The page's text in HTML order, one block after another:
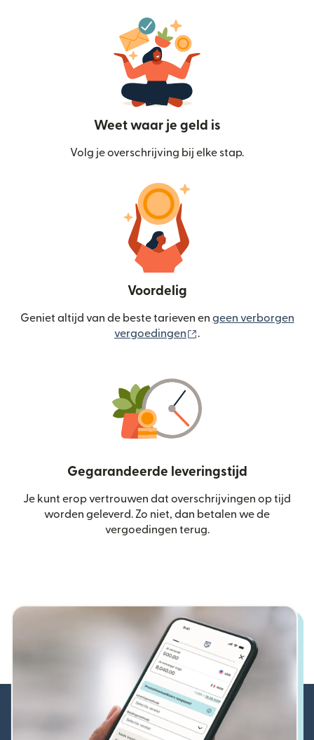
Weet waar je geld is
Volg je overschrijving bij elke stap.
Voordelig
Geniet altijd van de beste tarieven en geen verborgen
vergoedingen
.
Gegarandeerde leveringstijd
Je kunt erop vertrouwen dat overschrijvingen op tijd
worden geleverd. Zo niet, dan betalen we de
vergoedingen terug.